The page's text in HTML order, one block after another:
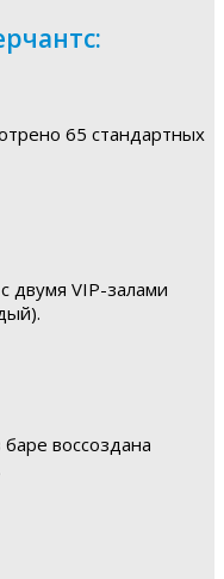
65 стандартных
двумя VIP-залами
воссоздана